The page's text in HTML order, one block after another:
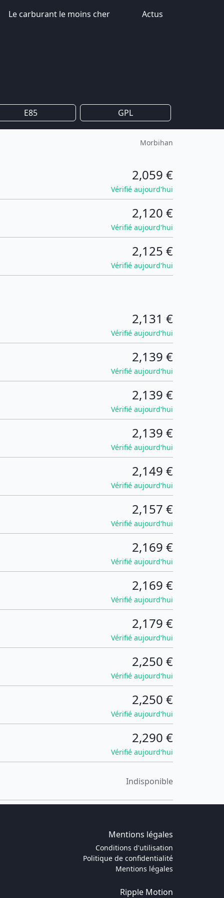
Le carburant le moins cher Actus
E85 GPL
Morbihan
2,059 €
Vérifié aujourd'hui
2,120 €
Vérifié aujourd'hui
2,125 €
Vérifié aujourd'hui
2,131 €
Vérifié aujourd'hui
2,139 €
Vérifié aujourd'hui
2,139 €
Vérifié aujourd'hui
2,139 €
Vérifié aujourd'hui
2,149 €
Vérifié aujourd'hui
2,157 €
Vérifié aujourd'hui
2,169 €
Vérifié aujourd'hui
2,169 €
Vérifié aujourd'hui
2,179 €
Vérifié aujourd'hui
2,250 €
Vérifié aujourd'hui
2,250 €
Vérifié aujourd'hui
2,290 €
Vérifié aujourd'hui
Indisponible
Mentions légales
Conditions d'utilisation
Politique de confidentialité
Mentions légales
Ripple Motion